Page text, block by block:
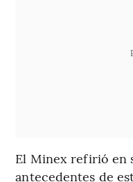
El Minex refirió en
antecedentes de